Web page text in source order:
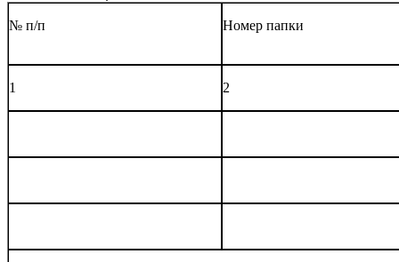
№ п/п Номер папки
1 2